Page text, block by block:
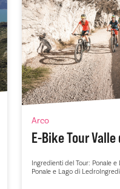
Arco
E-Bike Tour
Ingredienti del Tour: Ponale
Ponale e Lago di